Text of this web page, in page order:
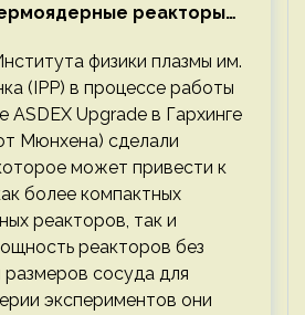
реакторы
физики плазмы им.
(IPP) в процессе работы
ASDEX Upgrade в Гархинге
Мюнхена) сделали
может привести к
более компактных
реакторов, так и
реакторов без
размеров сосуда для
экспериментов они